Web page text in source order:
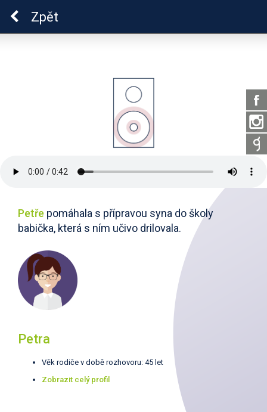
Zpět
Petře pomáhala s přípravou syna do školy
babička, která s ním učivo drilovala.
Petra
Věk rodiče v době rozhovoru: 45 let
Zobrazit celý profil